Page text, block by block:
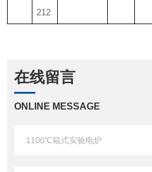
212
在线留言
ONLINE MESSAGE